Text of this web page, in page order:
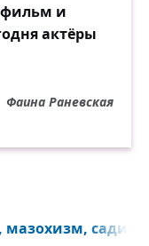
фильм и
актёры
Фаина Раневская
мазохизм,